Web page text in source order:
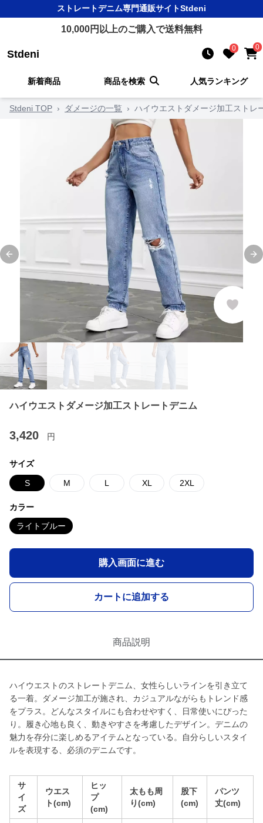
ストレートデニム専門通販サイトStdeni
10,000円以上のご購入で送料無料
Stdeni 0 0
新着商品 商品を検索 人気ランキング
Stdeni TOP › ダメージの一覧 › ハイウエストダメージ加工ストレ
Previous slide
ハイウエストダメージ加工ストレートデニム
3,420 円
サイズ
S M L XL 2XL
カラー
ライトブルー
購入画面に進む
カートに追加する
商品説明
ハイウエストのストレートデニム、女性らしいラインを引き立て
る一着。ダメージ加工が施され、カジュアルながらもトレンド感
をプラス。どんなスタイルにも合わせやすく、日常使いにぴった
り。履き心地も良く、動きやすさを考慮したデザイン。デニムの
魅力を存分に楽しめるアイテムとなっている。自分らしいスタイ
ルを表現する、必須のデニムです。
サ
イ
ズ
ウエス
ト(cm)
ヒッ
プ
(cm)
太もも周
り(cm)
股下
(cm)
パンツ
丈(cm)